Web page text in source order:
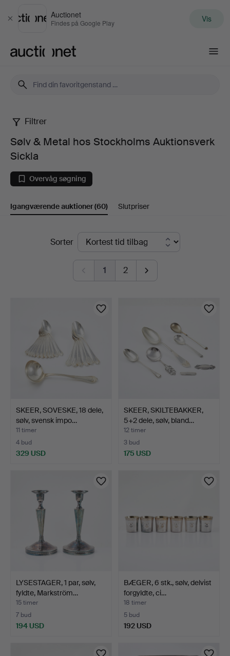
Luk
Auctionet
Findes på Google Play Vis
Sølv
Metal
hos
Auktionsverk
Filtrer
Sølv & Metal hos Stockholms Auktionsverk
Sickla
Overvåg søgning
Igangværende auktioner(60) Slutpriser
Igangværende
Sorter
1 2
SKEER, SOVESKE, 18 dele,
sølv, svensk impo…
11 timer
4 bud
329 USD
SKEER, SKILTEBAKKER,
5+2 dele, sølv, bland…
12 timer
3 bud
175 USD
LYSESTAGER, 1 par, sølv,
fyldte, Markström…
15 timer
7 bud
194 USD
BÆGER, 6 stk., sølv, delvist
forgyldte, ci…
18 timer
5 bud
192 USD